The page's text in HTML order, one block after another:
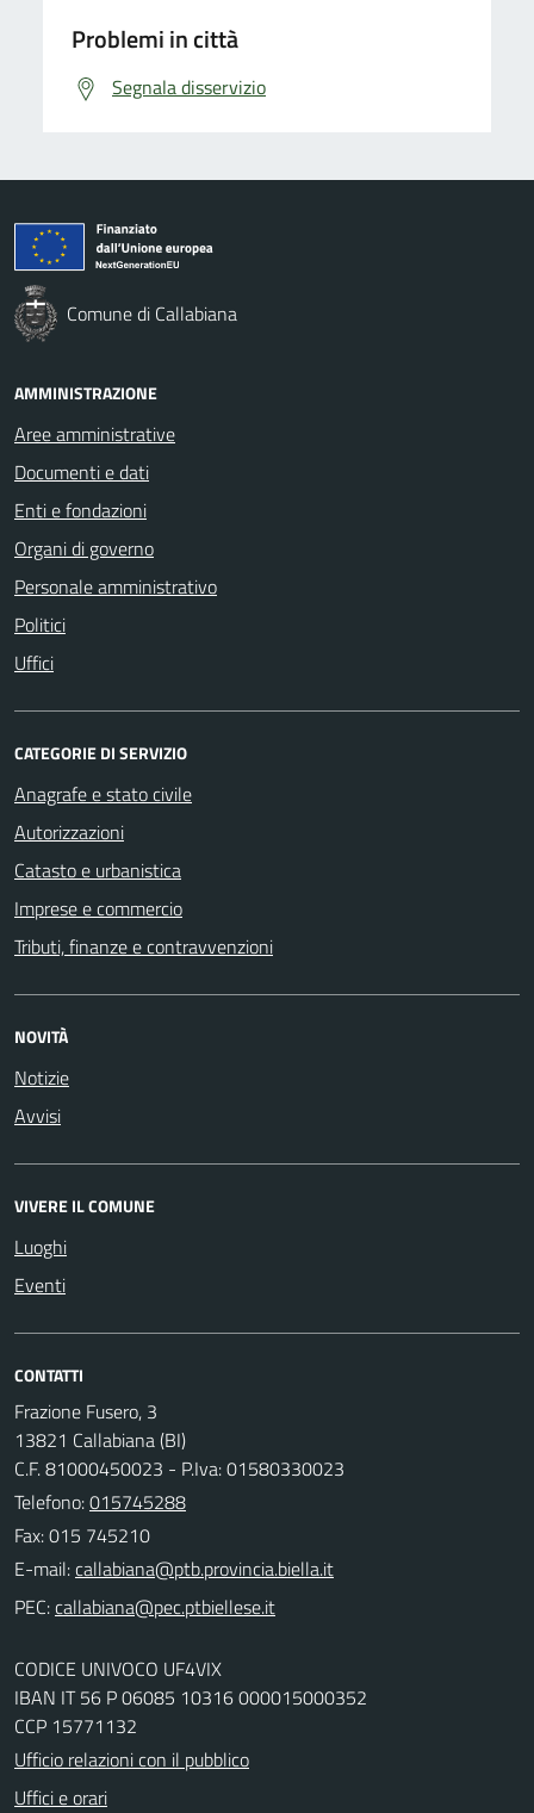
Problemi in città
Segnala disservizio
Comune di Callabiana
AMMINISTRAZIONE
Aree amministrative
Documenti e dati
Enti e fondazioni
Organi di governo
Personale amministrativo
Politici
Uffici
CATEGORIE DI SERVIZIO
Anagrafe e stato civile
Autorizzazioni
Catasto e urbanistica
Imprese e commercio
Tributi, finanze e contravvenzioni
NOVITÀ
Notizie
Avvisi
VIVERE IL COMUNE
Luoghi
Eventi
CONTATTI
Frazione Fusero, 3
13821 Callabiana (BI)
C.F. 81000450023 - P.Iva: 01580330023
Telefono:015745288
Fax: 015 745210
E-mail:
PEC:
CODICE UNIVOCO UF4VIX
IBAN IT 56 P 06085 10316 000015000352
CCP 15771132
Ufficio relazioni con il pubblico
Uffici e orari